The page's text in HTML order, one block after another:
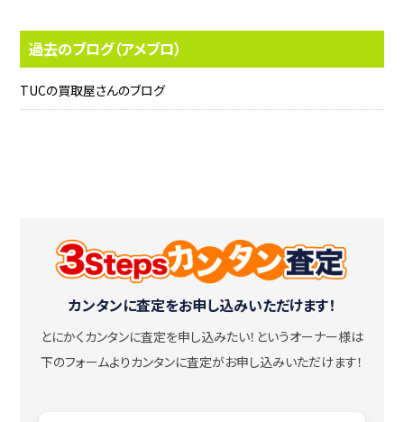
過去のブログ（アメブロ）
TUCの買取屋さんのブログ
カンタンに査定をお申し込みいただけます！
とにかくカンタンに査定を申し込みたい！ というオーナー様は
下のフォームよりカンタンに査定がお申し込みいただけます！